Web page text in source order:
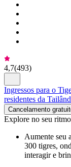
4,7(493)
Ingressos para o
residentes da
Cancelamento
Explore no seu ritmo
Aumente seu
300 tigres,
interagir e